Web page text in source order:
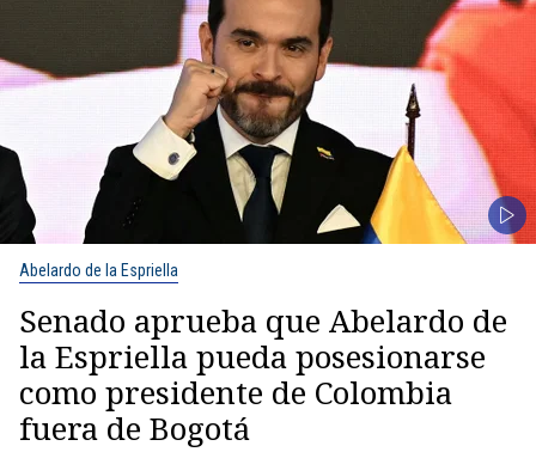
Abelardo de la Espriella
Senado aprueba que Abelardo de
la Espriella pueda posesionarse
como presidente de Colombia
fuera de Bogotá